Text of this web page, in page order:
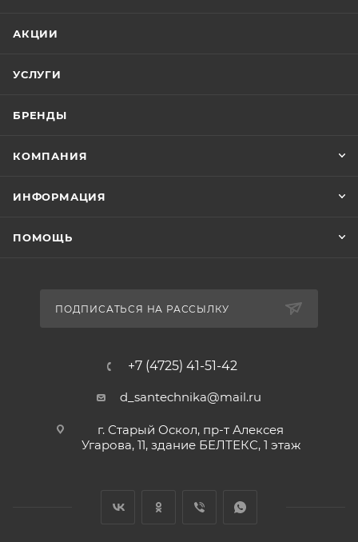
АКЦИИ
УСЛУГИ
БРЕНДЫ
КОМПАНИЯ
ИНФОРМАЦИЯ
ПОМОЩЬ
ПОДПИСАТЬСЯ НА РАССЫЛКУ
+7 (4725) 41-51-42
d_santechnika@mail.ru
г. Старый Оскол, пр-т Алексея
Угарова, 11, здание БЕЛТЕКС, 1 этаж